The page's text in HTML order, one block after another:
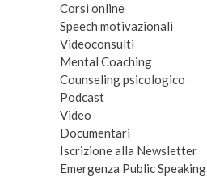
Corsi online
Speech motivazionali
Videoconsulti
Mental Coaching
Counseling psicologico
Podcast
Video
Documentari
Iscrizione alla Newsletter
Emergenza Public Speaking